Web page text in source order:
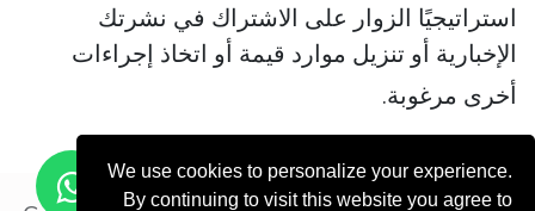
We use cookies to personalize your experience.
By continuing to visit this website you agree to
استراتيجيًا الزوار على الاشتراك في نشرتك
الإخبارية أو تنزيل موارد قيمة أو اتخاذ إجراءات
أخرى مرغوبة.